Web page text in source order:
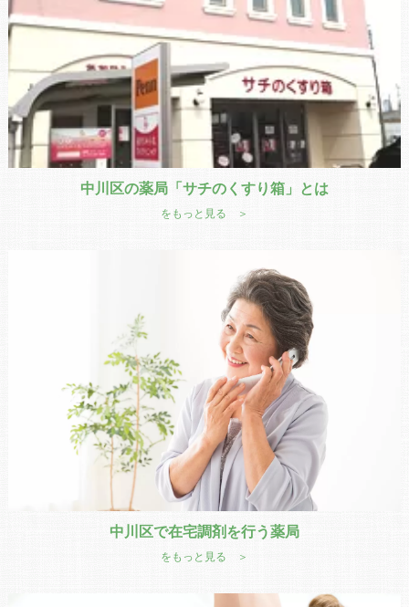
中川区の薬局「サチのくすり箱」とは
をもっと見る ＞
中川区で在宅調剤を行う薬局
をもっと見る ＞